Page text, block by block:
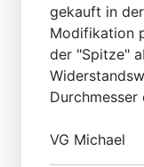
gekauft in
Modifikation
der "Spitze"
VG Michael